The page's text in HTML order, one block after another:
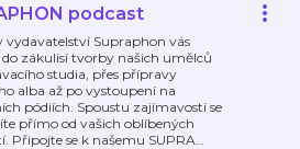
podcast
vydavatelství Supraphon vás
do zákulisí tvorby našich umělců
studia, přes přípravy
alba až po vystoupení na
pódiích. Spoustu zajímavostí se
přímo od vašich oblíbených
Připojte se k našemu SUPRA…